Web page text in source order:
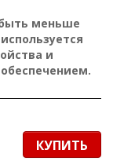
меньше
и
КУПИТЬ